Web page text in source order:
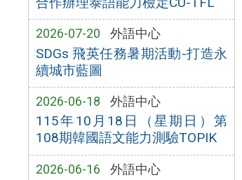
2026-07-20 外語中心
SDGs 飛英任務暑期活動-打造永
續城市藍圖
2026-06-18 外語中心
115年10月18日（星期日）第
108期韓國語文能力測驗TOPIK
2026-06-16 外語中心